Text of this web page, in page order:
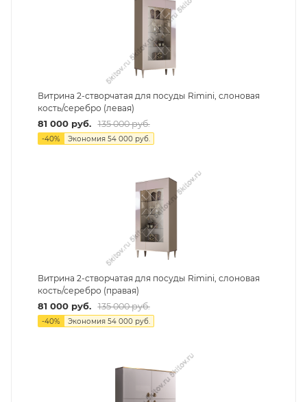
Витрина 2-створчатая для посуды Rimini, слоновая
кость/серебро (левая)
81 000руб. 135 000руб.
-40% Экономия 54 000руб.
Витрина 2-створчатая для посуды Rimini, слоновая
кость/серебро (правая)
81 000руб. 135 000руб.
-40% Экономия 54 000руб.